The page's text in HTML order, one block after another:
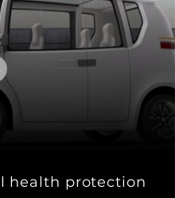
health protection